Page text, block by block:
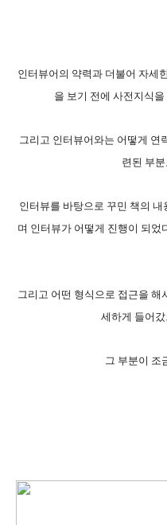
인터뷰어의 약력과 더불어 자세
을 보기 전에 사전지식
그리고 인터뷰어와는 어떻게 연
련된 부
인터뷰를 바탕으로 꾸민 책의
며 인터뷰가 어떻게 진행이 되었
그리고 어떤 형식으로 접근을
세하게 들어
그 부분이 조